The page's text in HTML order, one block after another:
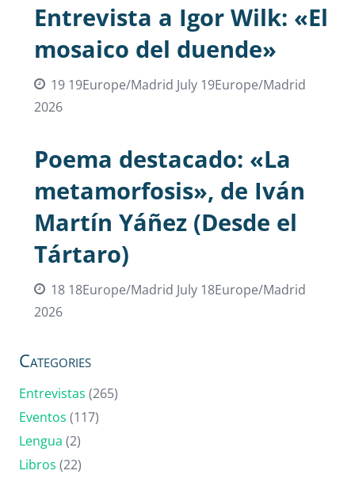
Entrevista a Igor Wilk: «El
mosaico del duende»
19 19Europe/Madrid July 19Europe/Madrid
2026
Poema destacado: «La
metamorfosis», de Iván
Martín Yáñez (Desde el
Tártaro)
18 18Europe/Madrid July 18Europe/Madrid
2026
Categories
Entrevistas (265)
Eventos (117)
Lengua (2)
Libros (22)